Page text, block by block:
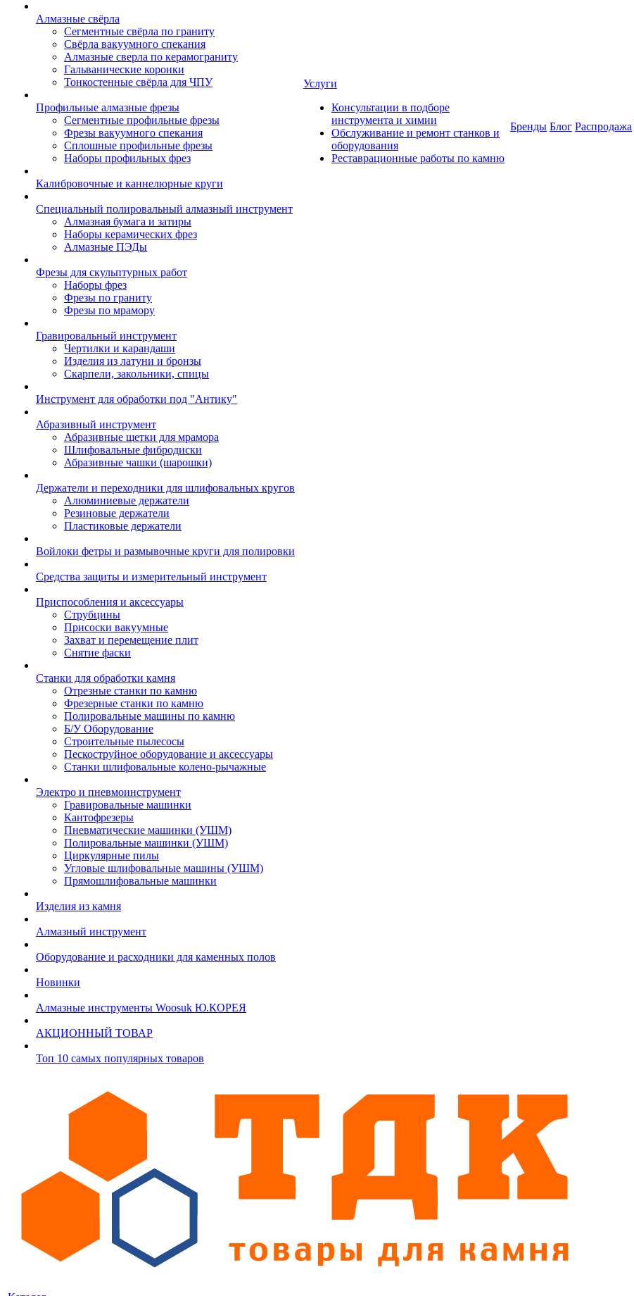
Алмазные свёрла
Сегментные свёрла по граниту
Свёрла вакуумного спекания
Алмазные сверла по керамограниту
Гальванические коронки
Тонкостенные свёрла для ЧПУ
Профильные алмазные фрезы
Сегментные профильные фрезы
Фрезы вакуумного спекания
Сплошные профильные фрезы
Наборы профильных фрез
Калибровочные и каннелюрные круги
Специальный полировальный алмазный инструмент
Алмазная бумага и затиры
Наборы керамических фрез
Алмазные ПЭДы
Фрезы для скульптурных работ
Наборы фрез
Фрезы по граниту
Фрезы по мрамору
Гравировальный инструмент
Чертилки и карандаши
Изделия из латуни и бронзы
Скарпели, закольники, спицы
Инструмент для обработки под "Антику"
Абразивный инструмент
Абразивные щетки для мрамора
Шлифовальные фибродиски
Абразивные чашки (шарошки)
Держатели и переходники для шлифовальных кругов
Алюминиевые держатели
Резиновые держатели
Пластиковые держатели
Войлоки фетры и размывочные круги для полировки
Средства защиты и измерительный инструмент
Приспособления и аксессуары
Струбцины
Присоски вакуумные
Захват и перемещение плит
Снятие фаски
Станки для обработки камня
Отрезные станки по камню
Фрезерные станки по камню
Полировальные машины по камню
Б/У Оборудование
Строительные пылесосы
Пескоструйное оборудование и аксессуары
Станки шлифовальные колено-рычажные
Электро и пневмоинструмент
Гравировальные машинки
Кантофрезеры
Пневматические машинки (УШМ)
Полировальные машинки (УШМ)
Циркулярные пилы
Угловые шлифовальные машины (УШМ)
Прямошлифовальные машинки
Изделия из камня
Алмазный инструмент
Оборудование и расходники для каменных полов
Новинки
Алмазные инструменты Woosuk Ю.КОРЕЯ
АКЦИОННЫЙ ТОВАР
Топ 10 самых популярных товаров
Услуги
Консультации в подборе
инструмента и химии
Обслуживание и ремонт станков и
оборудования
Реставрационные работы по камню
Бренды Блог Распродажа